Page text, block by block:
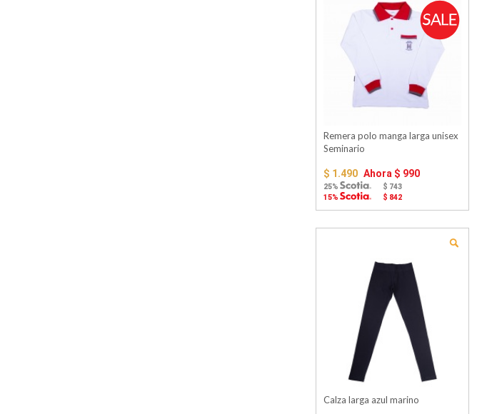
Remera polo manga larga unisex
Seminario
$ 1.490 Ahora $ 990
25%
$ 743
15%
$ 842
Calza larga azul marino